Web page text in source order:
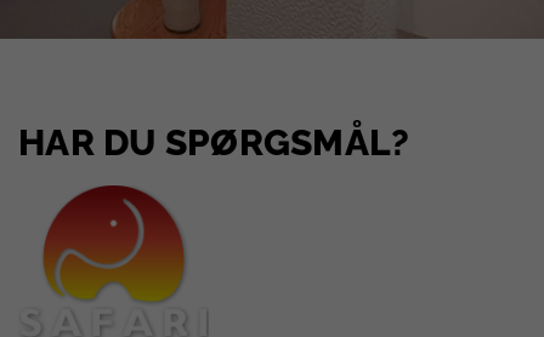
HAR DU SPØRGSMÅL?